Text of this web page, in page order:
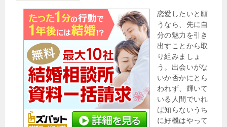
恋愛したいと願
うなら、先に自
分の魅力を引き
出すことから取
り組みましょ
う。出会いがな
いか否かにとら
われず、輝いて
いる人間でいれ
ば知らないうち
に好機はやって